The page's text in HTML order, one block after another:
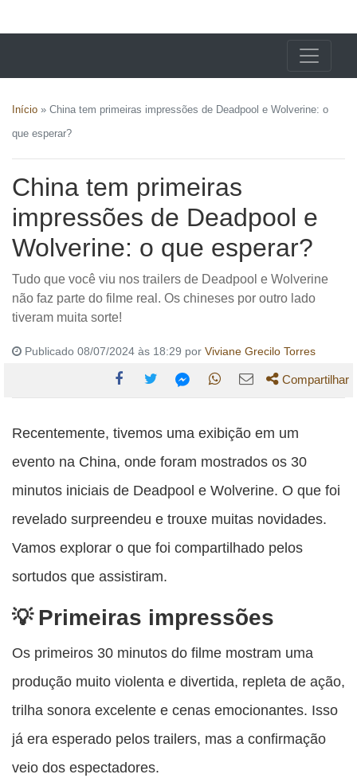
Início » China tem primeiras impressões de Deadpool e Wolverine: o
que esperar?
China tem primeiras
impressões de Deadpool e
Wolverine: o que esperar?
Tudo que você viu nos trailers de Deadpool e Wolverine
não faz parte do filme real. Os chineses por outro lado
tiveram muita sorte!
Publicado 08/07/2024 às 18:29 por Viviane Grecilo Torres
esta
publicação
Facebook
esta
publicação
Twitter
esta
publicação
esta
publicação
esta
publicação
Compartilhar
Recentemente, tivemos uma exibição em um
evento na China, onde foram mostrados os 30
minutos iniciais de Deadpool e Wolverine. O que foi
revelado surpreendeu e trouxe muitas novidades.
Vamos explorar o que foi compartilhado pelos
sortudos que assistiram.
Primeiras impressões
Os primeiros 30 minutos do filme mostram uma
produção muito violenta e divertida, repleta de ação,
trilha sonora excelente e cenas emocionantes. Isso
já era esperado pelos trailers, mas a confirmação
veio dos espectadores.